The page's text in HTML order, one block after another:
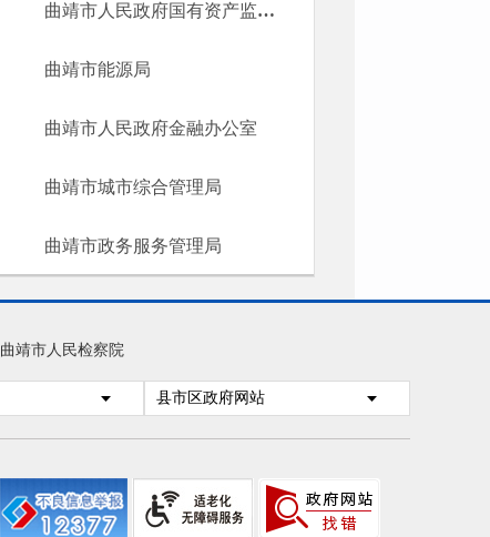
曲靖市人民政府国有资产监督管理委员会
曲靖市能源局
曲靖市人民政府金融办公室
曲靖市城市综合管理局
曲靖市政务服务管理局
曲靖市人民检察院
县市区政府网站